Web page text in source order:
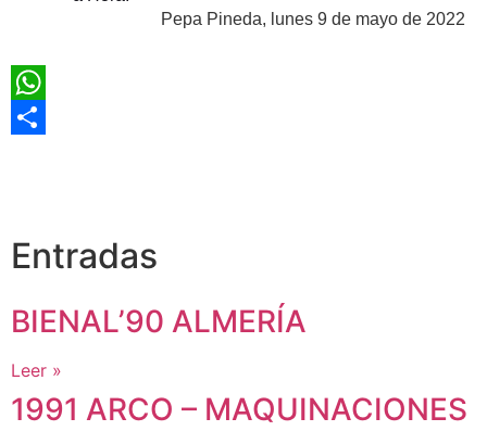
Pepa Pineda, lunes 9 de mayo de 2022
WhatsApp
Entradas
BIENAL’90 ALMERÍA
Leer »
1991 ARCO – MAQUINACIONES